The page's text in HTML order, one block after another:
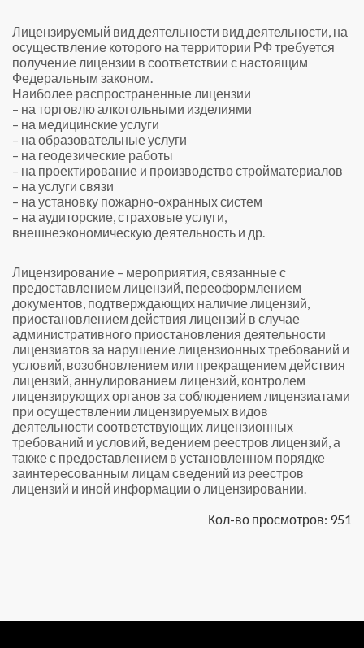
Лицензируемый вид деятельности вид деятельности, на
осуществление которого на территории РФ требуется
получение лицензии в соответствии с настоящим
Федеральным законом.
Наиболее распространенные лицензии
– на торговлю алкогольными изделиями
– на медицинские услуги
– на образовательные услуги
– на геодезические работы
– на проектирование и производство стройматериалов
– на услуги связи
– на установку пожарно-охранных систем
– на аудиторские, страховые услуги,
внешнеэкономическую деятельность и др.
Лицензирование – мероприятия, связанные с
предоставлением лицензий, переоформлением
документов, подтверждающих наличие лицензий,
приостановлением действия лицензий в случае
административного приостановления деятельности
лицензиатов за нарушение лицензионных требований и
условий, возобновлением или прекращением действия
лицензий, аннулированием лицензий, контролем
лицензирующих органов за соблюдением лицензиатами
при осуществлении лицензируемых видов
деятельности соответствующих лицензионных
требований и условий, ведением реестров лицензий, а
также с предоставлением в установленном порядке
заинтересованным лицам сведений из реестров
лицензий и иной информации о лицензировании.
Кол-во просмотров: 951